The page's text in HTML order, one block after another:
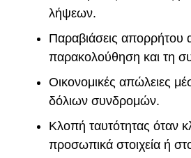
λήψεων.
Παραβιάσεις απορρήτου
παρακολούθηση και τη
Οικονομικές απώλειες
δόλιων συνδρομών.
Κλοπή ταυτότητας όταν
προσωπικά στοιχεία ή